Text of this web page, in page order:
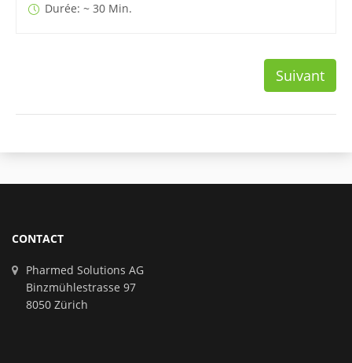
Durée: ~ 30 Min.
Suivant
CONTACT
Pharmed Solutions AG
Binzmühlestrasse 97
8050 Zürich